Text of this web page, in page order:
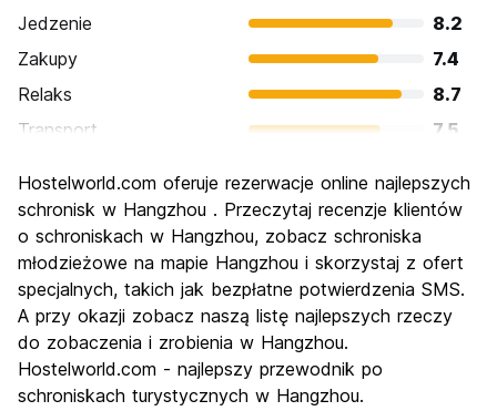
Jedzenie
8.2
Zakupy
7.4
Relaks
8.7
Transport
7.5
Kultura
8.6
Imprezy
Najlepsza wartość
8.0
Hostelworld.com oferuje rezerwacje online najlepszych
schronisk w Hangzhou . Przeczytaj recenzje klientów
o schroniskach w Hangzhou, zobacz schroniska
młodzieżowe na mapie Hangzhou i skorzystaj z ofert
specjalnych, takich jak bezpłatne potwierdzenia SMS.
A przy okazji zobacz naszą listę najlepszych rzeczy
do zobaczenia i zrobienia w Hangzhou.
Hostelworld.com - najlepszy przewodnik po
schroniskach turystycznych w Hangzhou.